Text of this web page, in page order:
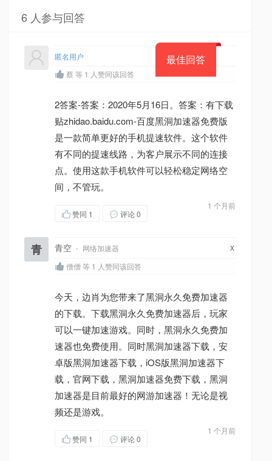
6 人参与回答
最佳回答
匿名用户
蔡 等 1 人赞同该回答
2答案-答案：2020年5月16日。答案：有下载
贴zhidao.baidu.com-百度黑洞加速器免费版
是一款简单更好的手机提速软件。这个软件
有不同的提速线路，为客户展示不同的连接
点。使用这款手机软件可以轻松稳定网络空
间，不管玩。
1 个月前
赞同 1 评论 0
青 青空 · 网络加速器 x
僧僧 等 1 人赞同该回答
今天，边肖为您带来了黑洞永久免费加速器
的下载。下载黑洞永久免费加速器后，玩家
可以一键加速游戏。同时，黑洞永久免费加
速器也免费使用。同时黑洞加速器下载，安
卓版黑洞加速器下载，iOS版黑洞加速器下
载，官网下载，黑洞加速器免费下载，黑洞
加速器是目前最好的网游加速器！无论是视
频还是游戏。
1 个月前
赞同 1 评论 0